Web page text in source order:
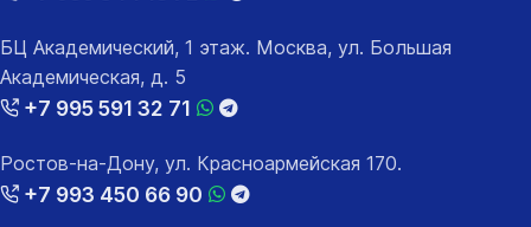
БЦ Академический, 1 этаж. Москва, ул. Большая
Академическая, д. 5
+7 995 591 32 71
Ростов-на-Дону, ул. Красноармейская 170.
+7 993 450 66 90